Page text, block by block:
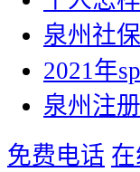
泉州社
2021年
泉州注
免费电话